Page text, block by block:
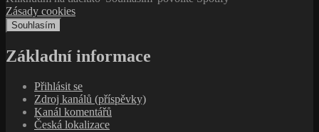
Zásady cookies
Souhlasím
z Nagasaki
John Coltrane – Africa/Brass: Orchestr jazzové budoucnosti
2. 8. 2026
2026
Thundercat mění baskytaru v osobní nervovou soustavu
7. 2026
Rychlovka #6: šest skladeb mezi pamětí a pohybem
2026